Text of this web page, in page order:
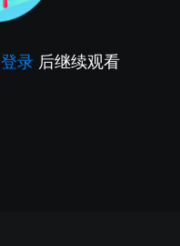
登录 后继续观看